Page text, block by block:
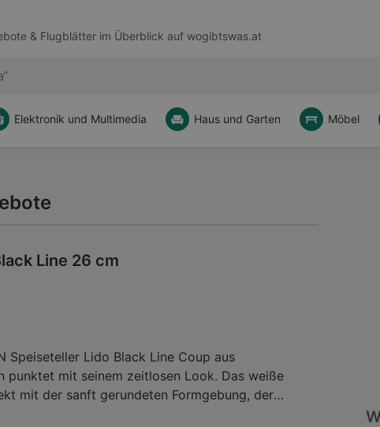
& Flugblätter im Überblick auf wogibtswas.at
Elektronik und Multimedia Haus und Garten Möbel
Line 26 cm
Speiseteller Lido Black Line Coup aus
punktet mit seinem zeitlosen Look. Das weiße
mit der sanft gerundeten Formgebung, der